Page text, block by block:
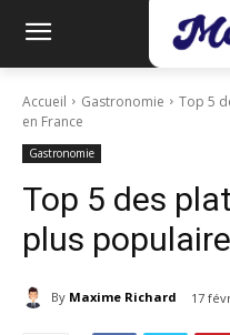
Accueil Gastronomie
Top 5
en France
Gastronomie
Top 5 des
plus
By Maxime Richard 17